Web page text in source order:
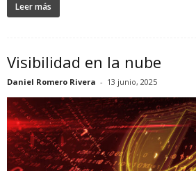
Leer más
Visibilidad en la nube
Daniel Romero Rivera - 13 junio, 2025